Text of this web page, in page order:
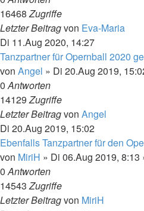
16468Zugriffe
Letzter Beitragvon Eva-Maria
Di 11.Aug 2020, 14:27
Tanzpartner für Opernball 2020
von Angel » Di 20.Aug 2019,
0Antworten
14129Zugriffe
Letzter Beitragvon Angel
Di 20.Aug 2019, 15:02
Ebenfalls Tanzpartner für den
von MiriH » Di 06.Aug 2019, 8:13
0Antworten
14543Zugriffe
Letzter Beitragvon MiriH